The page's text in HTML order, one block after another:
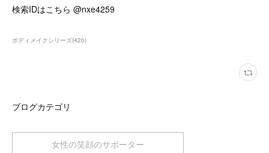
検索IDはこちら @nxe4259
ボディメイクシリーズ(420)
ブログカテゴリ
女性の笑顔のサポーター